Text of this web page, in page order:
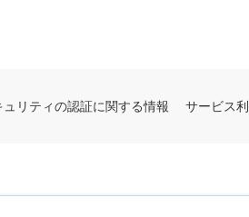
ュリティの認証に関する情報 サービス